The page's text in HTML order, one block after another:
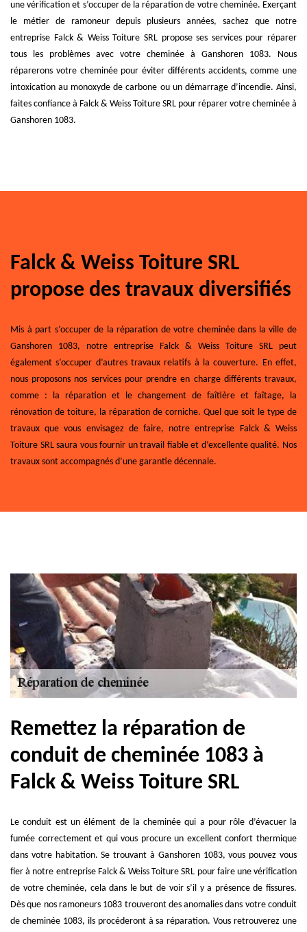
une vérification et s’occuper de la réparation de votre cheminée. Exerçant
le métier de ramoneur depuis plusieurs années, sachez que notre
entreprise Falck & Weiss Toiture SRL propose ses services pour réparer
tous les problèmes avec votre cheminée à Ganshoren 1083. Nous
réparerons votre cheminée pour éviter différents accidents, comme une
intoxication au monoxyde de carbone ou un démarrage d’incendie. Ainsi,
faites confiance à Falck & Weiss Toiture SRL pour réparer votre cheminée à
Ganshoren 1083.
Falck & Weiss Toiture SRL
propose des travaux diversifiés
Mis à part s’occuper de la réparation de votre cheminée dans la ville de
Ganshoren 1083, notre entreprise Falck & Weiss Toiture SRL peut
également s’occuper d’autres travaux relatifs à la couverture. En effet,
nous proposons nos services pour prendre en charge différents travaux,
comme : la réparation et le changement de faîtière et faîtage, la
rénovation de toiture, la réparation de corniche. Quel que soit le type de
travaux que vous envisagez de faire, notre entreprise Falck & Weiss
Toiture SRL saura vous fournir un travail fiable et d’excellente qualité. Nos
travaux sont accompagnés d’une garantie décennale.
Remettez la réparation de
conduit de cheminée 1083 à
Falck & Weiss Toiture SRL
Le conduit est un élément de la cheminée qui a pour rôle d’évacuer la
fumée correctement et qui vous procure un excellent confort thermique
dans votre habitation. Se trouvant à Ganshoren 1083, vous pouvez vous
fier à notre entreprise Falck & Weiss Toiture SRL pour faire une vérification
de votre cheminée, cela dans le but de voir s’il y a présence de fissures.
Dès que nos ramoneurs 1083 trouveront des anomalies dans votre conduit
de cheminée 1083, ils procéderont à sa réparation. Vous retrouverez une